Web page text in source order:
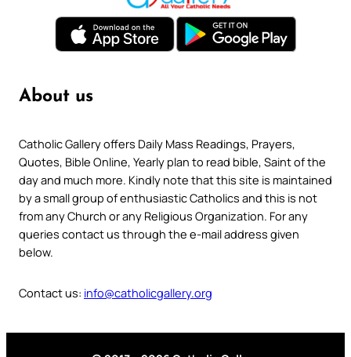
About us
Catholic Gallery offers Daily Mass Readings, Prayers,
Quotes, Bible Online, Yearly plan to read bible, Saint of the
day and much more. Kindly note that this site is maintained
by a small group of enthusiastic Catholics and this is not
from any Church or any Religious Organization. For any
queries contact us through the e-mail address given
below.
Contact us: info@catholicgallery.org